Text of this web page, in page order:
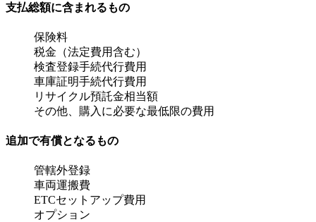
支払総額に含まれるもの
保険料
税金（法定費用含む）
検査登録手続代行費用
車庫証明手続代行費用
リサイクル預託金相当額
その他、購入に必要な最低限の費用
追加で有償となるもの
管轄外登録
車両運搬費
ETCセットアップ費用
オプション